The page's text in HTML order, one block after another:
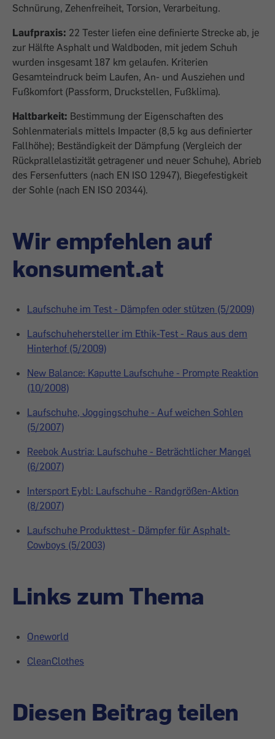
Schnürung, Zehenfreiheit, Torsion, Verarbeitung.
Laufpraxis: 22 Tester liefen eine definierte Strecke ab, je
zur Hälfte Asphalt und Waldboden, mit jedem Schuh
wurden insgesamt 187 km gelaufen. Kriterien
Gesamteindruck beim Laufen, An- und Ausziehen und
Fußkomfort (Passform, Druckstellen, Fußklima).
Haltbarkeit: Bestimmung der Eigenschaften des
Sohlenmaterials mittels Impacter (8,5 kg aus definierter
Fallhöhe); Beständigkeit der Dämpfung (Vergleich der
Rückprallelastizität getragener und neuer Schuhe), Abrieb
des Fersenfutters (nach EN ISO 12947), Biegefestigkeit
der Sohle (nach EN ISO 20344).
Wir empfehlen auf
konsument.at
Laufschuhe im Test - Dämpfen oder stützen (5/2009)
Laufschuhehersteller im Ethik-Test - Raus aus dem
Hinterhof (5/2009)
New Balance: Kaputte Laufschuhe - Prompte Reaktion
(10/2008)
Laufschuhe, Joggingschuhe - Auf weichen Sohlen
(5/2007)
Reebok Austria: Laufschuhe - Beträchtlicher Mangel
(6/2007)
Intersport Eybl: Laufschuhe - Randgrößen-Aktion
(8/2007)
Laufschuhe Produkttest - Dämpfer für Asphalt-
Cowboys (5/2003)
Links zum Thema
Oneworld
CleanClothes
Diesen Beitrag teilen